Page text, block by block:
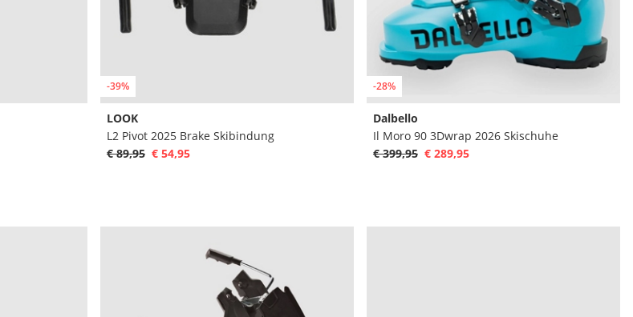
-39%
LOOK
L2 Pivot 2025 Brake Skibindung
€ 89,95 € 54,95
-28%
Dalbello
Il Moro 90 3Dwrap 2026 Skischuhe
€ 399,95 € 289,95